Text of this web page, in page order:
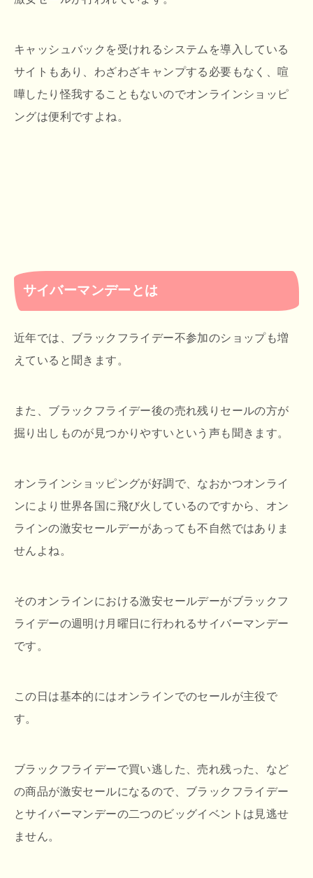
キャッシュバックを受けれるシステムを導入している
サイトもあり、わざわざキャンプする必要もなく、喧
嘩したり怪我することもないのでオンラインショッピ
ングは便利ですよね。
サイバーマンデーとは
近年では、ブラックフライデー不参加のショップも増
えていると聞きます。
また、ブラックフライデー後の売れ残りセールの方が
掘り出しものが見つかりやすいという声も聞きます。
オンラインショッピングが好調で、なおかつオンライ
ンにより世界各国に飛び火しているのですから、オン
ラインの激安セールデーがあっても不自然ではありま
せんよね。
そのオンラインにおける激安セールデーがブラックフ
ライデーの週明け月曜日に行われるサイバーマンデー
です。
この日は基本的にはオンラインでのセールが主役で
す。
ブラックフライデーで買い逃した、売れ残った、など
の商品が激安セールになるので、ブラックフライデー
とサイバーマンデーの二つのビッグイベントは見逃せ
ません。